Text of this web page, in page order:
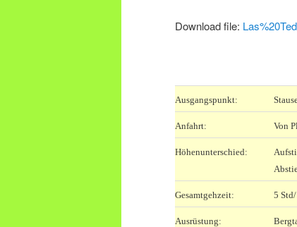
Download file:
Ausgangspunkt:
Anfahrt: Von
Höhenunterschied:
Gesamtgehzeit: 5
Ausrüstung: